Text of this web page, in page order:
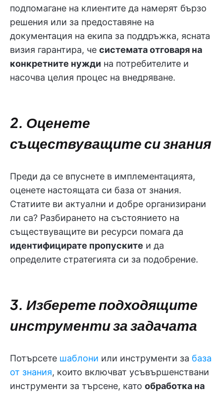
подпомагане на клиентите да намерят бързо
решения или за предоставяне на
документация на екипа за поддръжка, ясната
визия гарантира, че системата отговаря на
конкретните нужди на потребителите и
насочва целия процес на внедряване.
2. Оценете
съществуващите си знания
Преди да се впуснете в имплементацията,
оценете настоящата си база от знания.
Статиите ви актуални и добре организирани
ли са? Разбирането на състоянието на
съществуващите ви ресурси помага да
идентифицирате пропуските и да
определите стратегията си за подобрение.
3. Изберете подходящите
инструменти за задачата
Потърсете шаблони или инструменти за база
от знания, които включват усъвършенствани
инструменти за търсене, като обработка на